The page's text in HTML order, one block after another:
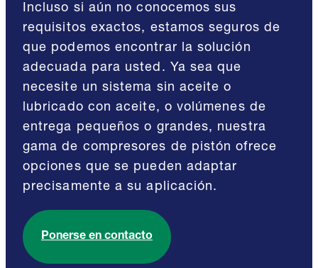
Incluso si aún no conocemos sus
requisitos exactos, estamos seguros de
que podemos encontrar la solución
adecuada para usted. Ya sea que
necesite un sistema sin aceite o
lubricado con aceite, o volúmenes de
entrega pequeños o grandes, nuestra
gama de compresores de pistón ofrece
opciones que se pueden adaptar
precisamente a su aplicación.
Ponerse en contacto